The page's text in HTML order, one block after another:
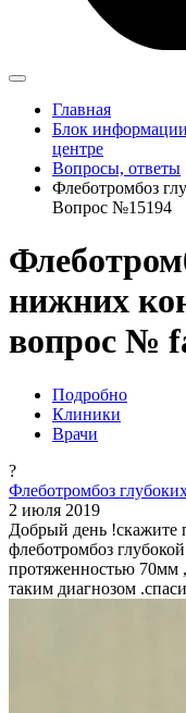
Главная
Блок
центре
Вопросы, ответы
Флеботромбоз
Вопрос №15194
нижних
вопрос №
Подробно
Клиники
Врачи
?
Флеботромбоз
2 июля 2019
Добрый день !скажите
флеботромбоз
протяженностью 70мм
таким диагнозом